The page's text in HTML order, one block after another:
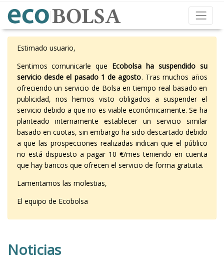
Estimado usuario,
Sentimos comunicarle que Ecobolsa ha suspendido su
servicio desde el pasado 1 de agosto. Tras muchos años
ofreciendo un servicio de Bolsa en tiempo real basado en
publicidad, nos hemos visto obligados a suspender el
servicio debido a que no es viable económicamente. Se ha
planteado internamente establecer un servicio similar
basado en cuotas, sin embargo ha sido descartado debido
a que las prospecciones realizadas indican que el público
no está dispuesto a pagar 10 €/mes teniendo en cuenta
que hay bancos que ofrecen el servicio de forma gratuita.
Lamentamos las molestias,
El equipo de Ecobolsa
Noticias